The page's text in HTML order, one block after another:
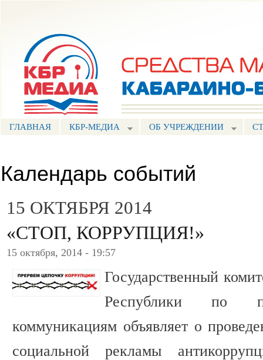
ГЛАВНАЯ КБР-МЕДИА ОБ УЧРЕЖДЕНИИ
Календарь событий
15 ОКТЯБРЯ 2014
«СТОП, КОРРУПЦИЯ!»
15 октября, 2014 - 19:57
Государственный
Республики по
коммуникациям объявляет о
социальной рекламы